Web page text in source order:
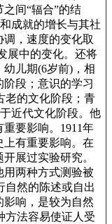
间“辐合”的结
成就的增长与其社
，速度的变化取
展中的变化。还将
幼儿期(6岁前)，相
段；意识的学习
老的文化阶段；青
近代文化阶段。他
要影响。1911年
有重要影响。在
展过实验研究。
两种方式测验被
自然的陈述或自出
响，是较为自然
方法容易使证人受